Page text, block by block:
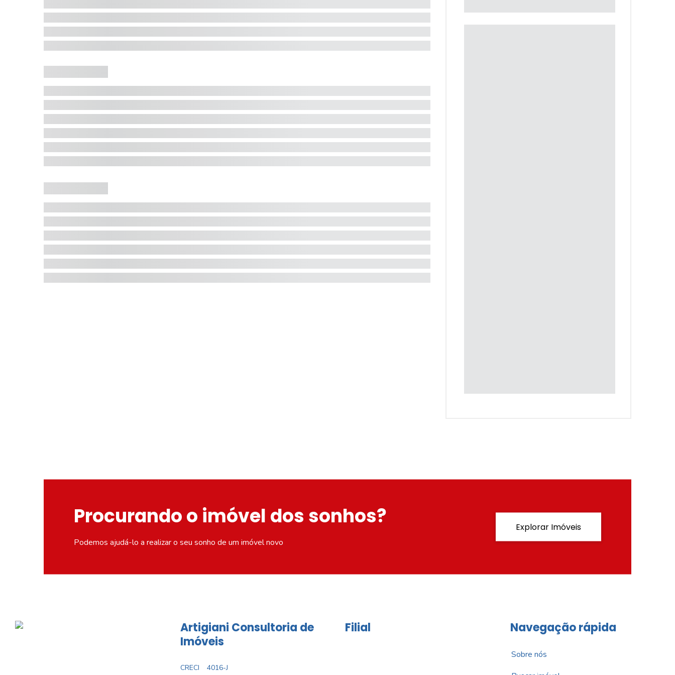
Procurando o imóvel dos sonhos?
Podemos ajudá-lo a realizar o seu sonho de um imóvel novo
Explorar Imóveis
Artigiani Consultoria de
Imóveis
CRECI 4016-J
Filial Navegação rápida
Sobre nós